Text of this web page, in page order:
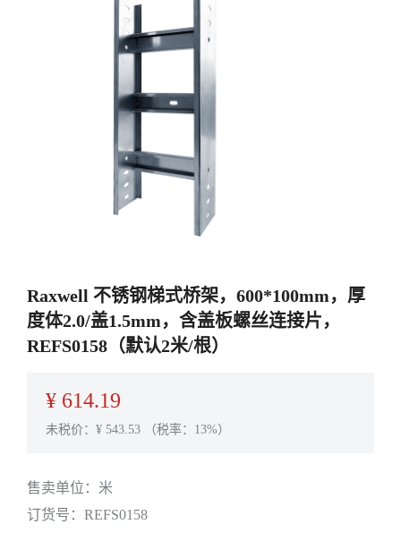
Raxwell 不锈钢梯式桥架，600*100mm，厚
度体2.0/盖1.5mm，含盖板螺丝连接片，
REFS0158（默认2米/根）
¥ 614.19
未税价：¥ 543.53 （税率：13%）
售卖单位： 米
订货号： REFS0158